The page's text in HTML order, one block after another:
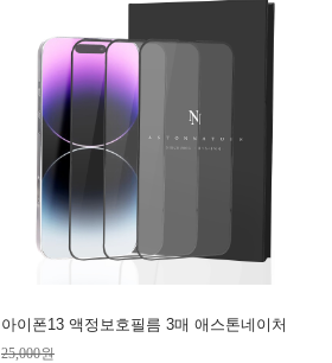
아이폰13 액정보호필름 3매 애스톤네이처
25,000원